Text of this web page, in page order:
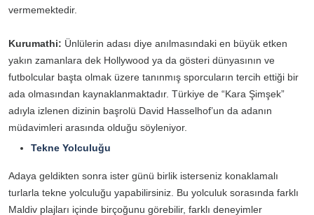
vermemektedir.
Kurumathi: Ünlülerin adası diye anılmasındaki en büyük etken
yakın zamanlara dek Hollywood ya da gösteri dünyasının ve
futbolcular başta olmak üzere tanınmış sporcuların tercih ettiği bir
ada olmasından kaynaklanmaktadır. Türkiye de “Kara Şimşek”
adıyla izlenen dizinin başrolü David Hasselhof’un da adanın
müdavimleri arasında olduğu söyleniyor.
Tekne Yolculuğu
Adaya geldikten sonra ister günü birlik isterseniz konaklamalı
turlarla tekne yolculuğu yapabilirsiniz. Bu yolculuk sorasında farklı
Maldiv plajları içinde birçoğunu görebilir, farklı deneyimler